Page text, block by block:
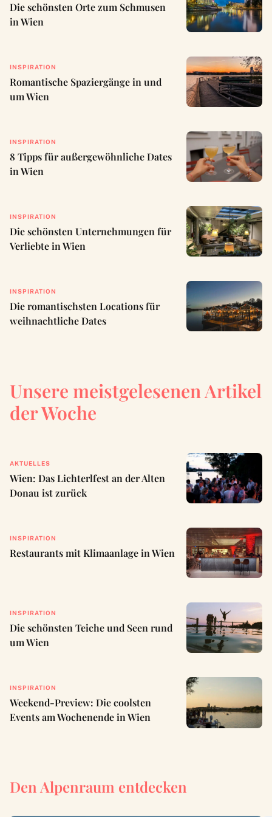
Die schönsten Orte zum Schmusen
in Wien
INSPIRATION
Romantische Spaziergänge in und
um Wien
INSPIRATION
8 Tipps für außergewöhnliche Dates
in Wien
INSPIRATION
Die schönsten Unternehmungen für
Verliebte in Wien
INSPIRATION
Die romantischsten Locations für
weihnachtliche Dates
Unsere meistgelesenen Artikel
der Woche
AKTUELLES
Wien: Das Lichterlfest an der Alten
Donau ist zurück
INSPIRATION
Restaurants mit Klimaanlage in Wien
INSPIRATION
Die schönsten Teiche und Seen rund
um Wien
INSPIRATION
Weekend-Preview: Die coolsten
Events am Wochenende in Wien
Den Alpenraum entdecken